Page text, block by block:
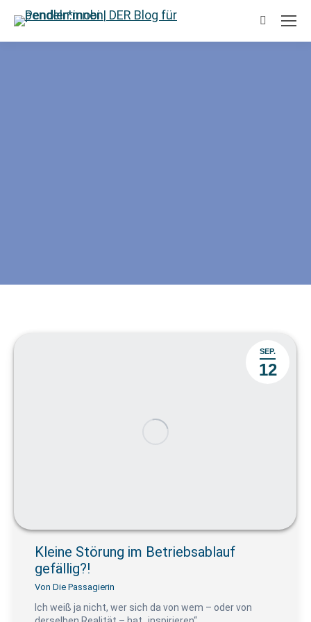
Suchen:
SEP.
12
Kleine Störung im Betriebsablauf
gefällig?!
Von Die Passagierin
Ich weiß ja nicht, wer sich da von wem – oder von